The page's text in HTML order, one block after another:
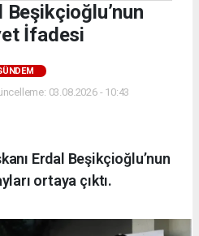
Beşikçioğlu’nun
İfadesi
03.08.2026 - 10:43
Erdal Beşikçioğlu’nun
ortaya çıktı.